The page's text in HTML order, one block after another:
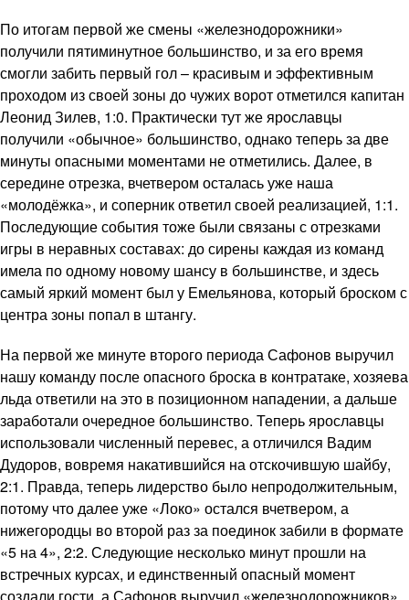
По итогам первой же смены «железнодорожники»
получили пятиминутное большинство, и за его время
смогли забить первый гол – красивым и эффективным
проходом из своей зоны до чужих ворот отметился капитан
Леонид Зилев, 1:0. Практически тут же ярославцы
получили «обычное» большинство, однако теперь за две
минуты опасными моментами не отметились. Далее, в
середине отрезка, вчетвером осталась уже наша
«молодёжка», и соперник ответил своей реализацией, 1:1.
Последующие события тоже были связаны с отрезками
игры в неравных составах: до сирены каждая из команд
имела по одному новому шансу в большинстве, и здесь
самый яркий момент был у Емельянова, который броском с
центра зоны попал в штангу.
На первой же минуте второго периода Сафонов выручил
нашу команду после опасного броска в контратаке, хозяева
льда ответили на это в позиционном нападении, а дальше
заработали очередное большинство. Теперь ярославцы
использовали численный перевес, а отличился Вадим
Дудоров, вовремя накатившийся на отскочившую шайбу,
2:1. Правда, теперь лидерство было непродолжительным,
потому что далее уже «Локо» остался вчетвером, а
нижегородцы во второй раз за поединок забили в формате
«5 на 4», 2:2. Следующие несколько минут прошли на
встречных курсах, и единственный опасный момент
создали гости, а Сафонов выручил «железнодорожников»